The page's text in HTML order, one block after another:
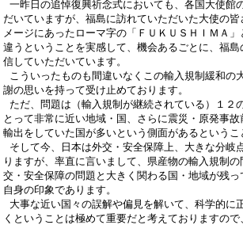
一昨日の追悼復興祈念式においても、各国大使館
だいていますが、福島に訪れていただいた大使の
メージにあったローマ字の「ＦＵＫＵＳＨＩＭＡ
違うということを実感して、機会あるごとに、福
信していただいています。
こういったものも間違いなくこの輸入規制緩和の
謝の思いを持って受け止めております。
ただ、問題は（輸入規制が継続されている）１２
とって非常に近い地域・国、さらに震災・原発事
輸出をしていた国が多いという側面があるというこ
そして今、日本は外交・安全保障上、大きな分岐
りますが、率直に言いまして、県産物の輸入規制
交・安全保障の問題と大きく関わる国・地域が残
自身の印象であります。
大事な近い国々の誤解や偏見を解いて、科学的に
くということは極めて重要だと考えておりますの